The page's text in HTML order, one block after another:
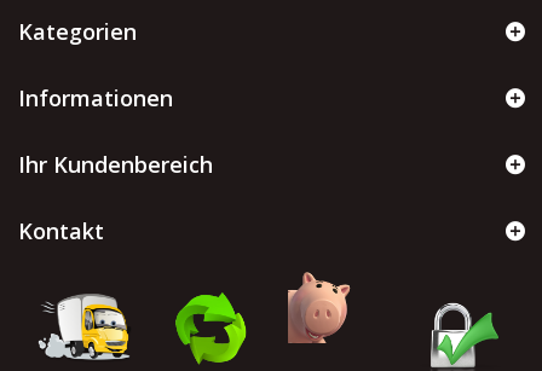
Kategorien
Informationen
Ihr Kundenbereich
Kontakt